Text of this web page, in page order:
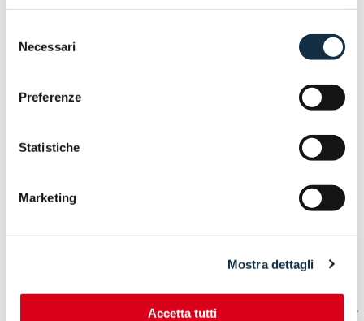
delNecessari
Preferenze
Statistiche
Marketing
Mostra dettagli
Accetta tutti
ARTICOLI CORRELATI